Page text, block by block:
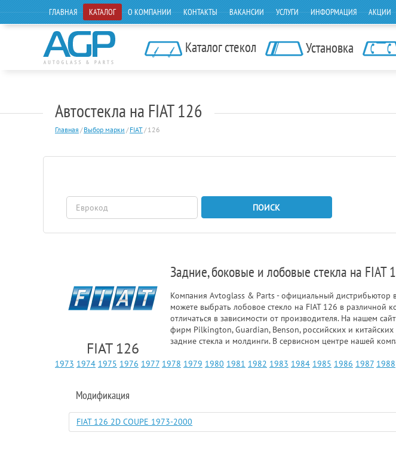
ГЛАВНАЯ КАТАЛОГ О КОМПАНИИ КОНТАКТЫ ВАКАНСИИ УСЛУГИ ИНФОРМАЦИЯ АКЦИИ
Каталог стекол Установка
Автостекла на FIAT 126
Главная / Выбор марки / FIAT/ 126
ПОИСК
FIAT 126
Задние, боковые и лобовые стекла на FIAT
Компания Avtoglass & Parts - официальный дистрибьютор
можете выбрать лобовое стекло на FIAT 126 в различной
отличаться в зависимости от производителя. На нашем
фирм Pilkington, Guardian, Benson, российских и
задние стекла и молдинги. В сервисном центре нашей
1973 1974 1975 1976 1977 1978 1979 1980 1981 1982 1983 1984 1985 1986 1987 1988
Модификация
FIAT 126 2D COUPE 1973-2000